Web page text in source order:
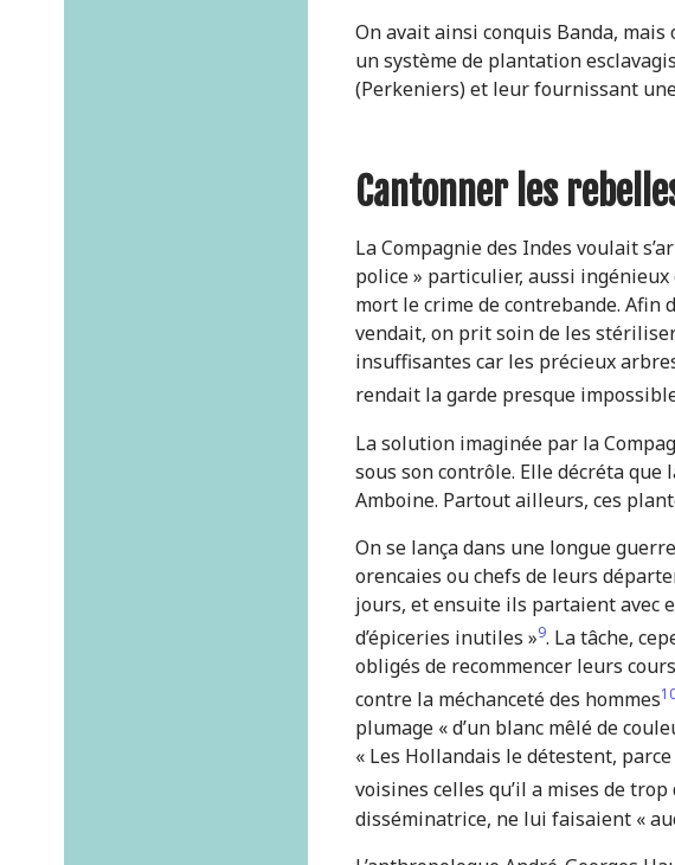
On avait ainsi conquis Banda,
un système de plantation
(Perkeniers) et leur fournissant
Cantonner les
La Compagnie des Indes voulait
police » particulier, aussi ingénieux
mort le crime de contrebande. Afin
vendait, on prit soin de les
insuffisantes car les précieux
rendait la garde presque
La solution imaginée par la
sous son contrôle. Elle décréta
Amboine. Partout ailleurs, ces
On se lança dans une longue
orencaies ou chefs de leurs
jours, et ensuite ils partaient avec
d’épiceries inutiles »9. La tâche,
obligés de recommencer leurs
contre la méchanceté des hommes
plumage « d’un blanc mêlé de
« Les Hollandais le détestent,
voisines celles qu’il a mises de
disséminatrice, ne lui faisaient «